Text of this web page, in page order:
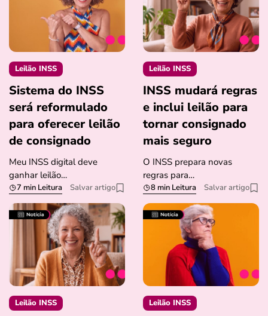
Leilão INSS
Sistema do INSS
será reformulado
para oferecer leilão
de consignado
Meu INSS digital deve
ganhar leilão…
7 min Leitura Salvar artigo
Leilão INSS
INSS mudará regras
e inclui leilão para
tornar consignado
mais seguro
O INSS prepara novas
regras para…
8 min Leitura Salvar artigo
Leilão INSS Leilão INSS